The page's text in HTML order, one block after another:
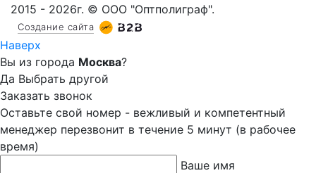
2015 - 2026г. © ООО "Оптполиграф".
Создание сайта
Наверх
Вы из города Москва?
Да Выбрать другой
Заказать звонок
Оставьте свой номер - вежливый и компетентный
менеджер перезвонит в течение 5 минут (в рабочее
время)
Ваше имя